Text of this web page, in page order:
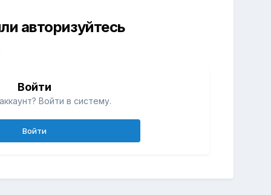
авторизуйтесь
Войти
Войти в систему.
Войти